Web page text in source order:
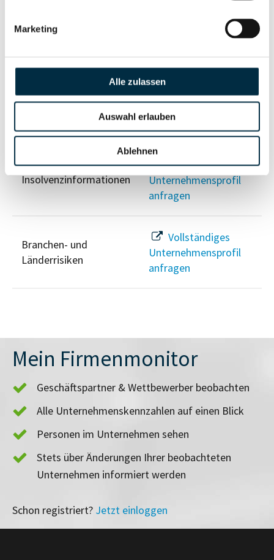
Marketing
Alle zulassen
Auswahl erlauben
Ablehnen
PEP- und
Sanktionslistenstatus
Vollständiges
Unternehmensprofil
anfragen
Insolvenzinformationen
Vollständiges
Unternehmensprofil
anfragen
Branchen- und
Länderrisiken
Vollständiges
Unternehmensprofil
anfragen
Mein Firmenmonitor
Geschäftspartner & Wettbewerber beobachten
Alle Unternehmenskennzahlen auf einen Blick
Personen im Unternehmen sehen
Stets über Änderungen Ihrer beobachteten
Unternehmen informiert werden
Schon registriert? Jetzt einloggen